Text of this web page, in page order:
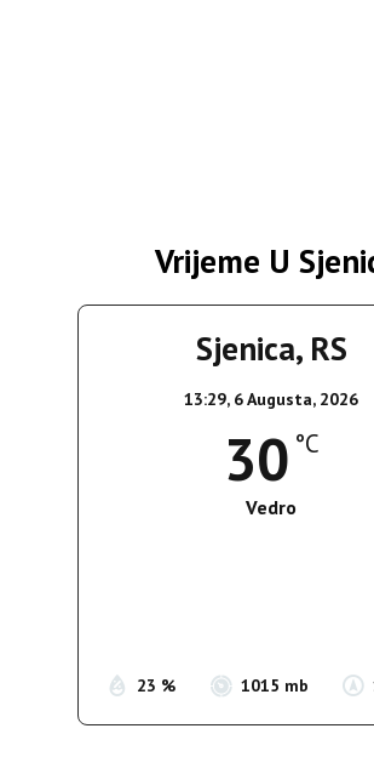
Vrijeme U
Sjenica, RS
13:29, 6 Augusta, 2026
30 °C
Vedro
23 % 1015 mb